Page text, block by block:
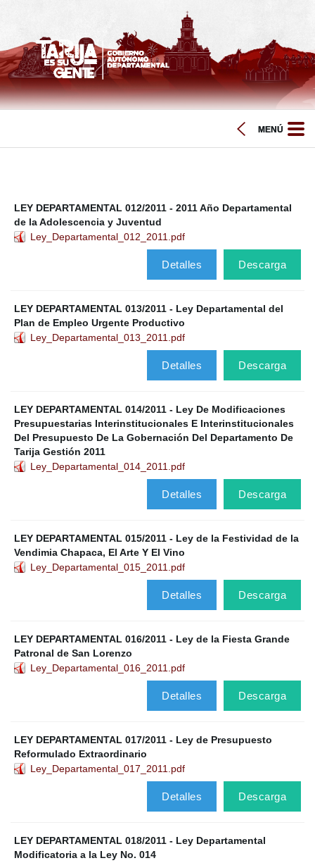
LEY DEPARTAMENTAL 012/2011 - 2011 Año Departamental
de la Adolescencia y Juventud
Ley_Departamental_012_2011.pdf
Descarga
Detalles
LEY DEPARTAMENTAL 013/2011 - Ley Departamental del
Plan de Empleo Urgente Productivo
Ley_Departamental_013_2011.pdf
Descarga
Detalles
LEY DEPARTAMENTAL 014/2011 - Ley De Modificaciones
Presupuestarias Interinstitucionales E Interinstitucionales
Del Presupuesto De La Gobernación Del Departamento De
Tarija Gestión 2011
Ley_Departamental_014_2011.pdf
Descarga
Detalles
LEY DEPARTAMENTAL 015/2011 - Ley de la Festividad de la
Vendimia Chapaca, El Arte Y El Vino
Ley_Departamental_015_2011.pdf
Descarga
Detalles
LEY DEPARTAMENTAL 016/2011 - Ley de la Fiesta Grande
Patronal de San Lorenzo
Ley_Departamental_016_2011.pdf
Descarga
Detalles
LEY DEPARTAMENTAL 017/2011 - Ley de Presupuesto
Reformulado Extraordinario
Ley_Departamental_017_2011.pdf
Descarga
Detalles
LEY DEPARTAMENTAL 018/2011 - Ley Departamental
Modificatoria a la Ley No. 014